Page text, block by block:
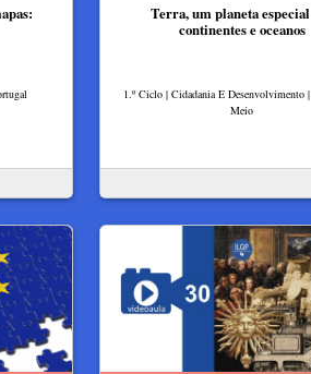
Terra, um planeta
continentes e oceanos
1.º Ciclo | Cidadania E Desenvolvimento
Meio